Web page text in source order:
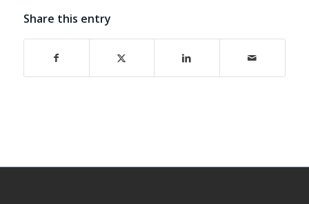
Share this entry